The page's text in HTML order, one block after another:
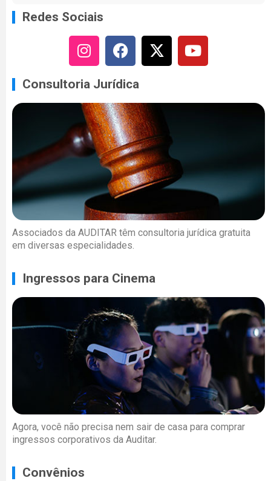
Redes Sociais
Consultoria Jurídica
Associados da AUDITAR têm consultoria jurídica gratuita
em diversas especialidades.
Ingressos para Cinema
Agora, você não precisa nem sair de casa para comprar
ingressos corporativos da Auditar.
Convênios